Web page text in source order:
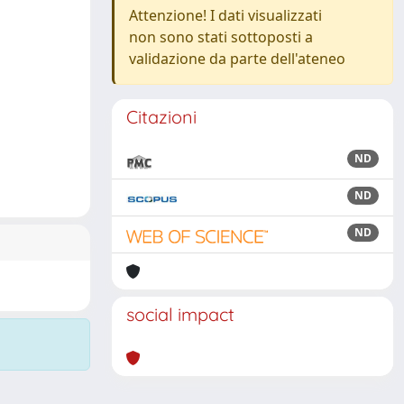
Attenzione! I dati visualizzati
non sono stati sottoposti a
validazione da parte dell'ateneo
Citazioni
ND
ND
ND
social impact